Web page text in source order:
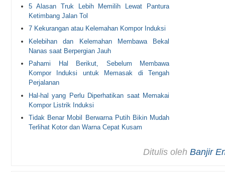
5 Alasan Truk Lebih Memilih Lewat Pantura
Ketimbang Jalan Tol
7 Kekurangan atau Kelemahan Kompor Induksi
Kelebihan dan Kelemahan Membawa Bekal
Nanas saat Berpergian Jauh
Pahami Hal Berikut, Sebelum Membawa
Kompor Induksi untuk Memasak di Tengah
Perjalanan
Hal-hal yang Perlu Diperhatikan saat Memakai
Kompor Listrik Induksi
Tidak Benar Mobil Berwarna Putih Bikin Mudah
Terlihat Kotor dan Warna Cepat Kusam
Ditulis oleh Banjir